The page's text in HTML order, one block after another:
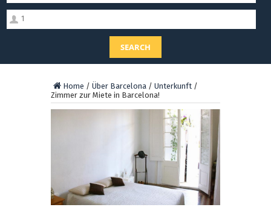
1
SEARCH
Home / Über Barcelona / Unterkunft /
Zimmer zur Miete in Barcelona!